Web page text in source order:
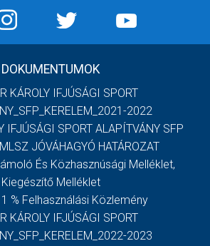
DOKUMENTUMOK
KÁROLY IFJÚSÁGI SPORT
2022
IFJÚSÁGI SPORT ALAPÍTVÁNY SFP
JÓVÁHAGYÓ HATÁROZAT
És Közhasznúsági Melléklet,
Kiegészítő Melléklet
% Felhasználási Közlemény
KÁROLY IFJÚSÁGI SPORT
2023